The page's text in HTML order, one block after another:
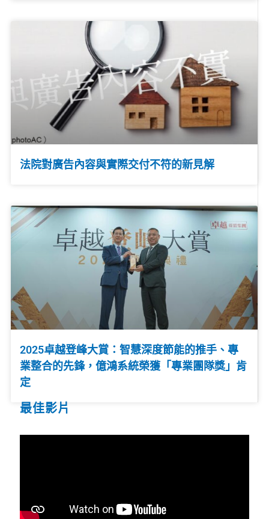
法院對廣告內容與實際交付不符的新見解
2025卓越登峰大賞：智慧深度節能的推手、專
業整合的先鋒，億鴻系統榮獲「專業團隊獎」肯
定
最佳影片